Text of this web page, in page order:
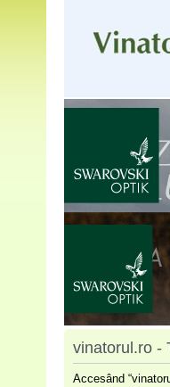
vinatorul.ro -
Accesând